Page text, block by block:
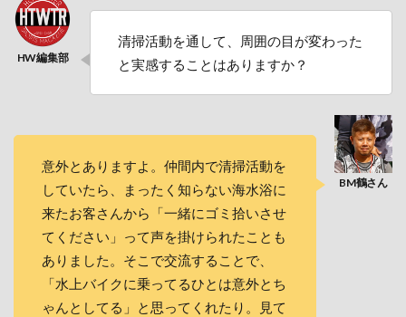
清掃活動を通して、周囲の目が変わった
と実感することはありますか？
意外とありますよ。仲間内で清掃活動を
していたら、まったく知らない海水浴に
来たお客さんから「一緒にゴミ拾いさせ
てください」って声を掛けられたことも
ありました。そこで交流することで、
「水上バイクに乗ってるひとは意外とち
ゃんとしてる」と思ってくれたり。見て